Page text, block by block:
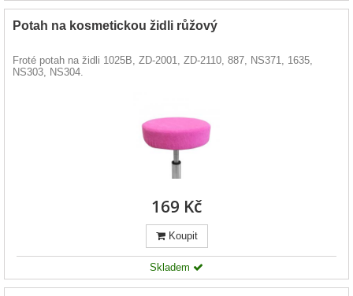
Potah na kosmetickou židli růžový
Froté potah na židli 1025B, ZD-2001, ZD-2110, 887, NS371, 1635,
NS303, NS304.
169 Kč
Koupit
Skladem